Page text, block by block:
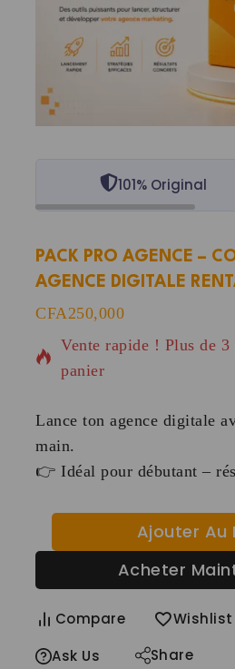
101% Original
PACK PRO AGENCE –
AGENCE DIGITALE
CFA250,000
2 produits vendus au
Vente rapide ! Plus de 3
panier
Lance ton agence digitale
main.
👉 Idéal pour débutant –
Ajouter Au
Acheter
Compare
Wishlist
Ask Us
Share